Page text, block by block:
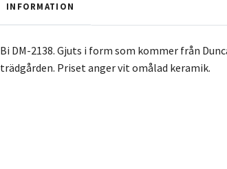
INFORMATION
Bi DM-2138. Gjuts i form som kommer från
trädgården. Priset anger vit omålad keramik.